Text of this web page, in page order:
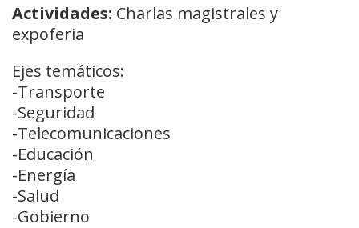
Actividades: Charlas magistrales y
expoferia
Ejes temáticos:
-Transporte
-Seguridad
-Telecomunicaciones
-Educación
-Energía
-Salud
-Gobierno